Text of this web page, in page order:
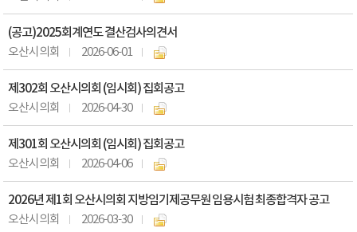
(공고)2025회계연도 결산검사의견서
오산시의회 2026-06-01
제302회 오산시의회 (임시회) 집회공고
오산시의회 2026-04-30
제301회 오산시의회 (임시회) 집회공고
오산시의회 2026-04-06
2026년 제1회 오산시의회 지방임기제공무원 임용시험 최종합격자 공고
오산시의회 2026-03-30